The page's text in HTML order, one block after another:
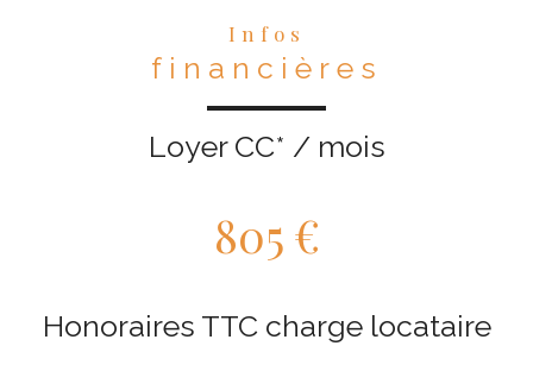
Infos
financières
Loyer CC* / mois
805 €
Honoraires TTC charge locataire